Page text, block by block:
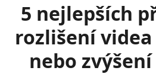
5 nejlepších
rozlišení
nebo